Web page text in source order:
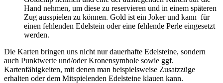
Hand nehmen, um diese zu reservieren und in einem späteren
Zug ausspielen zu können. Gold ist ein Joker und kann für
einen fehlenden Edelstein oder eine fehlende Perle eingesetzt
werden.
Die Karten bringen uns nicht nur dauerhafte Edelsteine, sondern
auch Punktwerte und/oder Kronensymbole sowie ggf.
Kartenfähigkeiten, mit denen man beispielsweise Zusatzzüge
erhalten oder dem Mitspielenden Edelsteine klauen kann.